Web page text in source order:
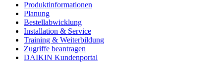
Produktinformationen
Planung
Bestellabwicklung
Installation & Service
Training & Weiterbildung
Zugriffe beantragen
DAIKIN Kundenportal